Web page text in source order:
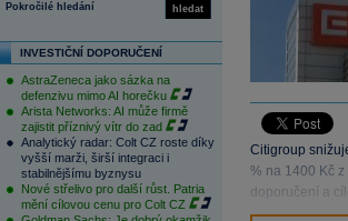
hledat
Pokročilé hledání
INVESTIČNÍ DOPORUČENÍ
AstraZeneca jako sázka na
defenzivu mimo AI horečku
Arista Networks: AI může firmě
zajistit příznivý vítr do zad
Analytický radar: Colt CZ roste díky
vyšší marži, širší integraci i
stabilnějšímu byznysu
Nové střelivo pro další růst. Patria
mění cílovou cenu pro Colt CZ
Citigroup
% na 1400 Kč
doporučení a